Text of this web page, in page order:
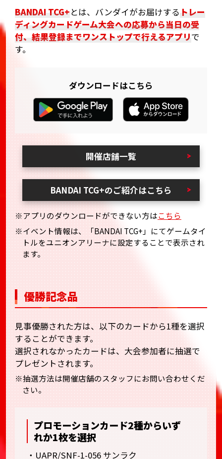
BANDAI TCG+とは、バンダイがお届けする トレー
ディングカードゲーム大会への応募から当日の受
付、結果登録までワンストップで行えるアプリで
す。
ダウンロードはこちら
開催店舗一覧
BANDAI TCG+のご紹介はこちら
※アプリのダウンロードができない方はこちら
※イベント情報は、「BANDAI TCG+」にてゲームタイ
トルをユニオンアリーナに設定することで表示され
ます。
優勝記念品
見事優勝された方は、以下のカードから1種を選択
することができます。
選択されなかったカードは、大会参加者に抽選で
プレゼントされます。
※抽選方法は開催店舗のスタッフにお問い合わせくだ
さい。
プロモーションカード2種からいず
れか1枚を選択
・UAPR/SNF-1-056 サンラク